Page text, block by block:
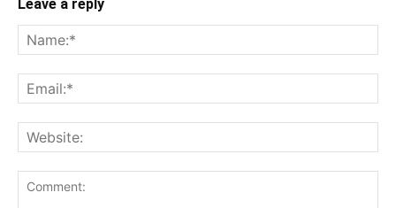
Leave a reply